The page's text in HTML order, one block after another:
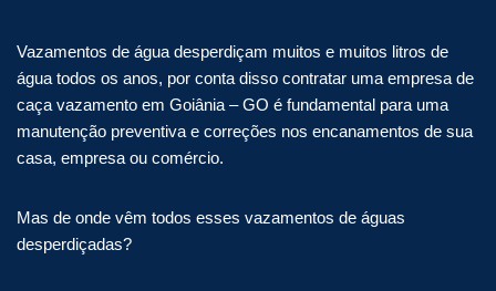
Vazamentos de água desperdiçam muitos e muitos litros de
água todos os anos, por conta disso contratar uma empresa de
caça vazamento em Goiânia – GO é fundamental para uma
manutenção preventiva e correções nos encanamentos de sua
casa, empresa ou comércio.
Mas de onde vêm todos esses vazamentos de águas
desperdiçadas?